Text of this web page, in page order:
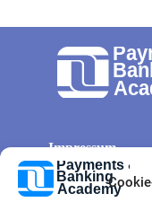
Impressum
Allg.
Cookie-Richtlinie